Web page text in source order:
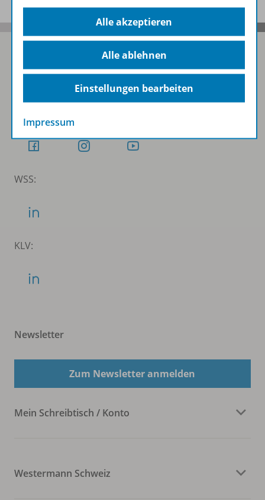
WSS:
KLV:
Newsletter
Zum Newsletter anmelden
Mein Schreibtisch / Konto
Westermann Schweiz
Alle akzeptieren
Alle ablehnen
Einstellungen bearbeiten
Impressum